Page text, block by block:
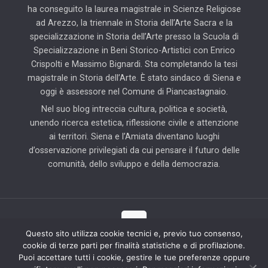
ha conseguito la laurea magistrale in Scienze Religiose
ad Arezzo, la triennale in Storia dell’Arte Sacra e la
specializzazione in Storia dell’Arte presso la Scuola di
Specializzazione in Beni Storico-Artistici con Enrico
Crispolti e Massimo Bignardi. Sta completando la tesi
magistrale in Storia dell’Arte. È stato sindaco di Siena e
oggi è assessore nel Comune di Piancastagnaio.
Nel suo blog intreccia cultura, politica e società,
unendo ricerca estetica, riflessione civile e attenzione
ai territori. Siena e l’Amiata diventano luoghi
d’osservazione privilegiati da cui pensare il futuro delle
comunità, dello sviluppo e della democrazia.
© 2025 Il Blog di Pierluigi Piccini | Tutti i diritti riservati | Partner
tecnico: Hab Solution
Questo sito utilizza cookie tecnici e, previo tuo consenso,
cookie di terze parti per finalità statistiche e di profilazione.
Puoi accettare tutti i cookie, gestire le tue preferenze oppure